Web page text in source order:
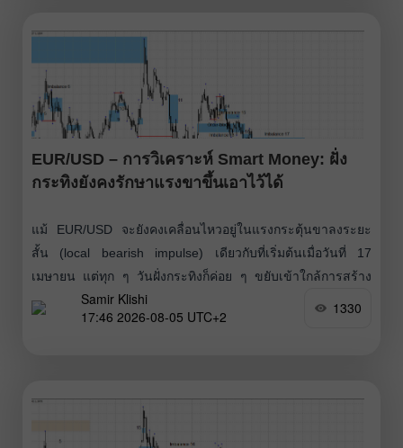
EUR/USD – การวิเคราะห์ Smart Money: ฝั่ง
กระทิงยังคงรักษาแรงขาขึ้นเอาไว้ได้
แม้ EUR/USD จะยังคงเคลื่อนไหวอยู่ในแรงกระตุ้นขาลงระยะ
สั้น (local bearish impulse) เดียวกับที่เริ่มต้นเมื่อวันที่ 17
เมษายน แต่ทุก ๆ วันฝั่งกระทิงก็ค่อย ๆ ขยับเข้าใกล้การสร้าง
แนวโน้มของตัวเองมากขึ้น หากต้องการทำให้สำเร็จ
Samir Klishi
17:46 2026-08-05 UTC+2
1330